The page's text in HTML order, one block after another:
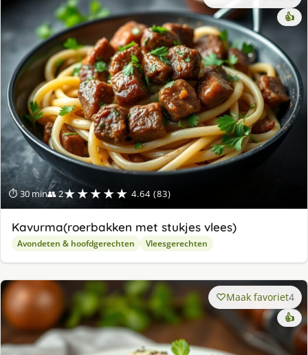
⏱ 30 min👥 2★★★★★ 4.64 (83)
👍
Kavurma(roerbakken met stukjes vlees)
Avondeten & hoofdgerechten Vleesgerechten
Maak favoriet4
👍